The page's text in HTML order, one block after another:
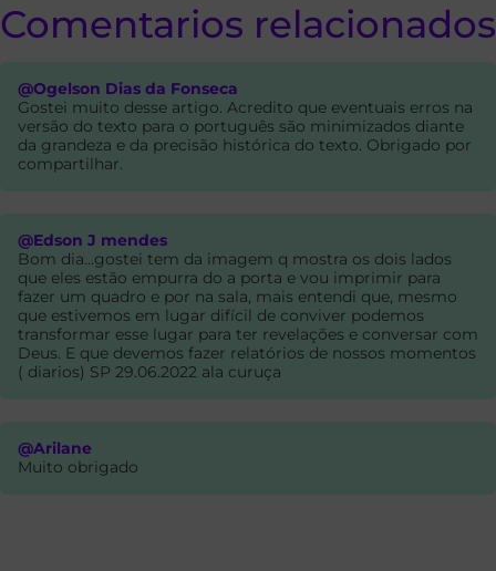
Comentarios relacionados
@Ogelson Dias da Fonseca
Gostei muito desse artigo. Acredito que eventuais erros na
versão do texto para o português são minimizados diante
da grandeza e da precisão histórica do texto. Obrigado por
compartilhar.
@Edson J mendes
Bom dia...gostei tem da imagem q mostra os dois lados
que eles estão empurra do a porta e vou imprimir para
fazer um quadro e por na sala, mais entendi que, mesmo
que estivemos em lugar difícil de conviver podemos
transformar esse lugar para ter revelações e conversar com
Deus. E que devemos fazer relatórios de nossos momentos
( diarios) SP 29.06.2022 ala curuça
@Arilane
Muito obrigado